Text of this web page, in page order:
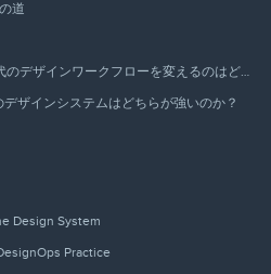
道
UXPin Forge vs Figma MCP：AI時代のデザインワークフローを変えるのはどちらか？
ザインシステムはどちらが強いのか？
Design System
Practice